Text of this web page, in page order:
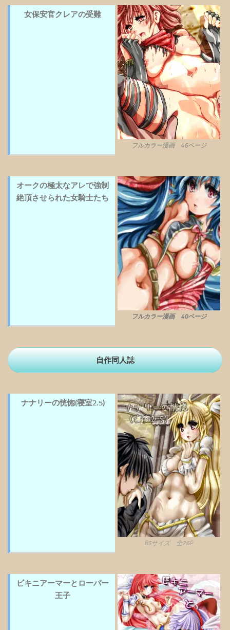
女保安官クレアの受難
フルカラー漫画 46ページ
オークの極太なアレで強制
絶頂させられた女騎士たち
フルカラー漫画 40ページ
自作同人誌
ナナリーの恍惚(寝室2.5)
B5サイズ 全26P
ビキニアーマーとローパー
王子